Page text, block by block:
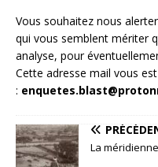
Vous souhaitez nous
qui vous semblent mériter
analyse, pour
Cette adresse mail vous
:
La